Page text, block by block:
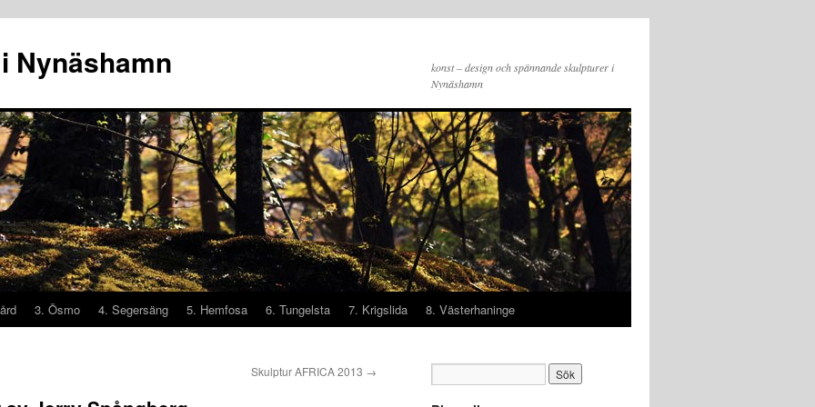
Nynäshamn
konst – design och spännande skulpturer i
Nynäshamn
3. Ösmo 4. Segersäng 5. Hemfosa 6. Tungelsta 7. Krigslida 8. Västerhaninge
Skulptur AFRICA 2013 →